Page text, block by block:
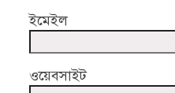
ইমেইল
ওয়েবসাইট